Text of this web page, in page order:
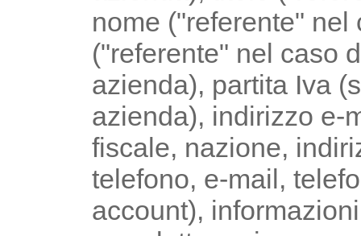
nome ("referente"
("referente" nel caso
azienda), partita Iva
azienda), indirizzo e-
fiscale, nazione,
telefono, e-mail,
account),